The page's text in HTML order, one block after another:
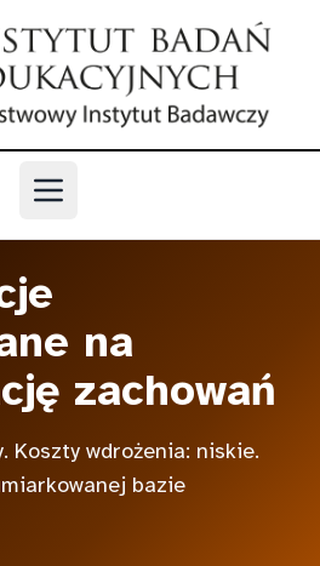
Otwórz menu
na
zachowań
Koszty wdrożenia: niskie.
bazie